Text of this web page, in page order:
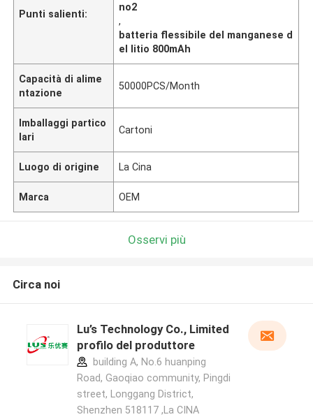
Punti salienti:
no2
,
batteria flessibile del manganese d
el litio 800mAh
Capacità di alime
ntazione
50000PCS/Month
Imballaggi partico
lari
Cartoni
Luogo di origine La Cina
Marca OEM
Osservi più
Circa noi
Lu’s Technology Co., Limited
profilo del produttore
building A, No.6 huanping
Road, Gaoqiao community, Pingdi
street, Longgang District,
Shenzhen 518117 ,La CINA